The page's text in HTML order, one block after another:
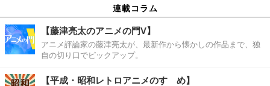
連載コラム
【藤津亮太のアニメの門V】
アニメ評論家の藤津亮太が、最新作から懐かしの作品まで、独
自の切り口でピックアップ。
【平成・昭和レトロアニメのすゝめ】